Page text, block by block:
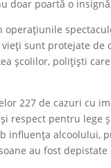
doar poartă o
operațiunile
sunt protejate de
școlilor, polițiști
227 de cazuri cu
respect pentru lege
influența alcoolului,
au fost